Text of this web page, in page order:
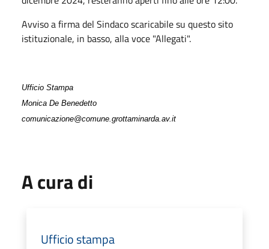
Avviso a firma del Sindaco scaricabile su questo sito
istituzionale, in basso, alla voce "Allegati".
Ufficio Stampa
Monica De Benedetto
comunicazione@comune.grottaminarda.av.it
A cura di
Ufficio stampa